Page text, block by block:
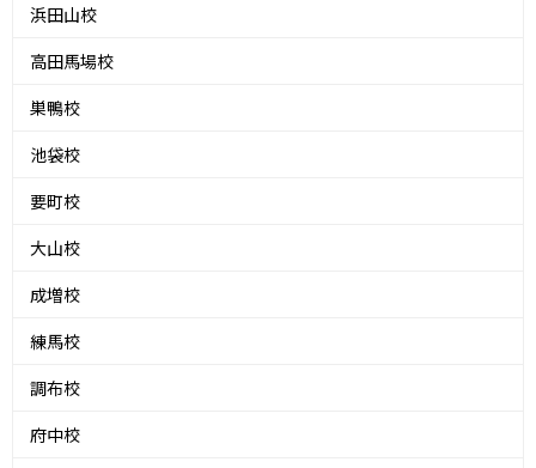
浜田山校
高田馬場校
巣鴨校
池袋校
要町校
大山校
成増校
練馬校
調布校
府中校